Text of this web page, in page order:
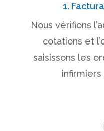
1.
Nous vérifions
cotations et
saisissons les